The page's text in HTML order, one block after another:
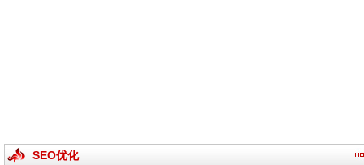
SEO优化